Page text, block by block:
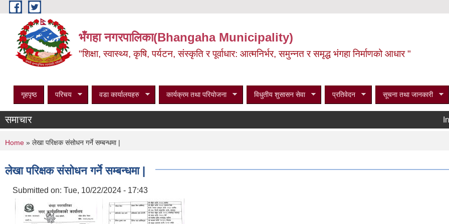
Skip to main content
भँगहा नगरपालिका(Bhangaha Municipality)
"शिक्षा, स्वास्थ्य, कृषि, पर्यटन, संस्कृति र पूर्वाधार: आत्मनिर्भर, समुन्नत र समृद्ध भंगहा निर्माणको आधार "
गृहपृष्ठ परिचय वडा कार्यालयहरु कार्यक्रम तथा परियोजना विधुतीय शुसासन सेवा प्रतिवेदन सूचना तथा जानकारी
समाचार
You are here
Home » लेखा परिक्षक संसोधन गर्ने सम्बन्धमा |
लेखा परिक्षक संसोधन गर्ने सम्बन्धमा |
Submitted on: Tue, 10/22/2024 - 17:43